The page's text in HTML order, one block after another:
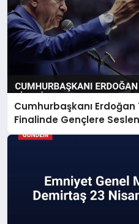
Cumhurbaşkanı Erdoğan
Finalinde Gençlere